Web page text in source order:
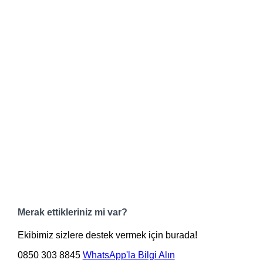
Merak ettikleriniz mi var?
Ekibimiz sizlere destek vermek için burada!
0850 303 8845 WhatsApp'la Bilgi Alın